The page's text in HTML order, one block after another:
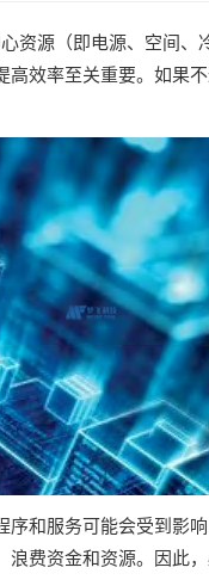
资源（即电源、空间、
效率至关重要。如果
和服务可能会受到影
费资金和资源。因此